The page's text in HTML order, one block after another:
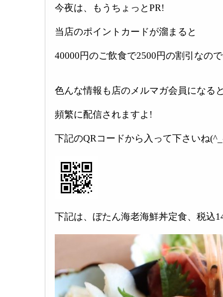
今夜は、もうちょっとPR!
当店のポイントカードが溜まると
40000円のご飲食で2500円の割引なの
色んな情報も店のメルマガ会員になる
頻繁に配信されますよ!
下記のQRコードから入って下さいね
下記は、ぼたん海老海鮮丼定食、税込